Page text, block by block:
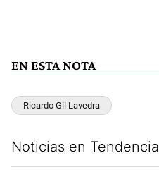
EN ESTA NOTA
Ricardo Gil Lavedra
Noticias en Tendencia